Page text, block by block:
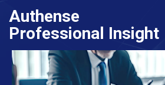
Authense
Professional Insight